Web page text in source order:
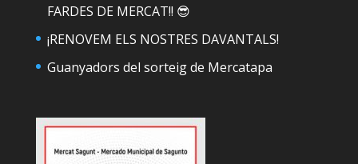
FARDES DE MERCAT!! 😎
¡RENOVEM ELS NOSTRES DAVANTALS!
Guanyadors del sorteig de Mercatapa